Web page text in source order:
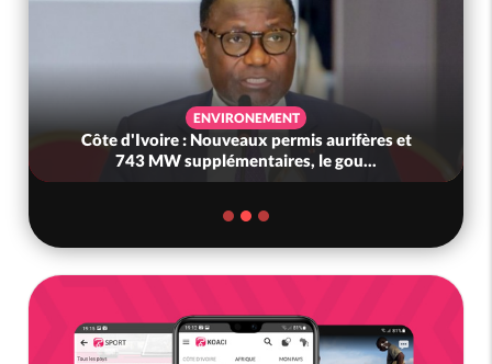
ENVIRONEMENT
d'Ivoire : Nouveaux permis aurifères et
743 MW supplémentaires, le gou...